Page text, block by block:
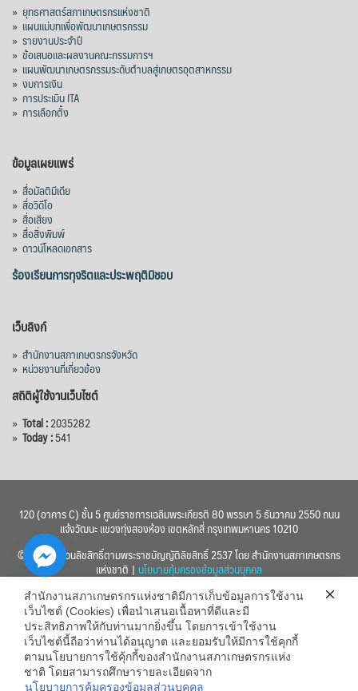
» ยุทธศาสตร์สภาเกษตรกรแห่งชาติ
» แผนแม่บทเพื่อพัฒนาเกษตรกรรม
» รายงานประจำปี
» ข้อเสนอและผลงานคณะกรรมการฯ
» แผนพัฒนาเกษตรกรรมระดับตำบลสู่เกษตรอุตสาหกรรม
» งบการเงิน
» การประเมิน ITA
» การเลือกตั้ง
ข้อมูลเผยแพร่
» สื่อมัลติมีเดีย
» สื่อวิดีโอ
» สื่อเสียง
» สื่อสิ่งพิมพ์
» ดาวน์โหลดเอกสาร
ร้องเรียนการทุจริตและประพฤติมิชอบ
เว็บลิงก์
» สำนักงานสภาเกษตรกรจังหวัด
» หน่วยงานที่เกี่ยวข้อง
สถิติผู้ใช้งานเว็บไซต์
» Total :2035282
» Today :541
120 (อาคาร C) ชั้น 5 ศูนย์ราชการเฉลิมพระเกียรติ 80 พรรษา 5 ธันวาคม 2550 ถนน
แจ้งวัฒนะ แขวงทุ่งสองห้อง เขตหลักสี่ กรุงเทพมหานคร 10210
© 2560 สงวนลิขสิทธิ์ตามพระราชบัญญัติลิขสิทธิ์ 2537 โดย สำนักงานสภาเกษตรกร
แห่งชาติ | นโยบายคุ้มครองข้อมูลส่วนบุคคล
สำนักงานสภาเกษตรกรแห่งชาติมีการเก็บข้อมูลการใช้งาน
เว็บไซต์ (Cookies) เพื่อนำเสนอเนื้อหาที่ดีและมี
ประสิทธิภาพให้กับท่านมากยิ่งขึ้น โดยการเข้าใช้งาน
เว็บไซต์นี้ถือว่าท่านได้อนุญาต และยอมรับให้มีการใช้คุกกี้
ตามนโยบายการใช้คุ้กกี้ของสำนักงานสภาเกษตรกรแห่ง
ชาติ โดยสามารถศึกษารายละเอียดจาก
นโยบายการคุ้มครองข้อมูลส่วนบุคคล
Hide
chaty